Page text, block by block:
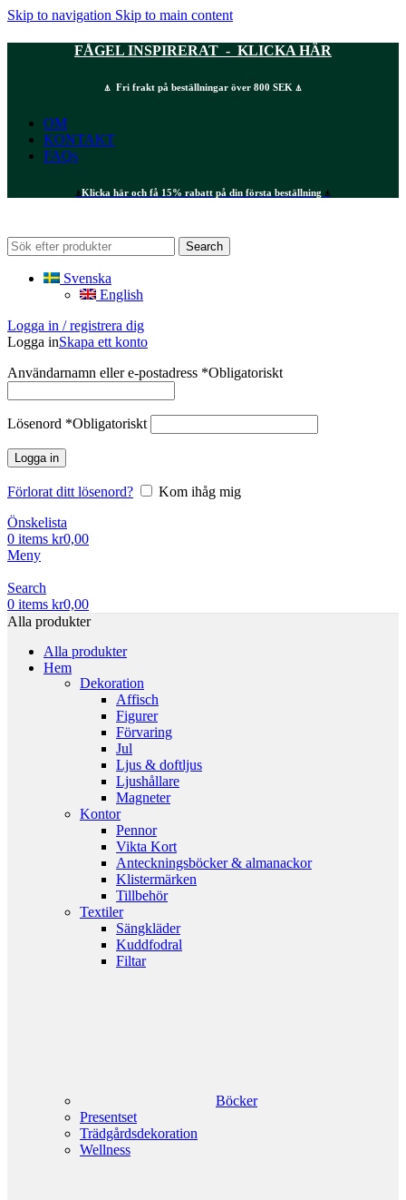
Skip to navigation Skip to main content
FÅGEL INSPIRERAT - KLICKA HÄR
⍋ Fri frakt på beställningar över 800 SEK ⍋
OM
KONTAKT
FAQs
⍋Klicka här och få 15% rabatt på din första beställning ⍋
Search
Svenska
English
Logga in / registrera dig
Logga inSkapa ett konto
Användarnamn eller e-postadress *Obligatoriskt
Lösenord *Obligatoriskt
Logga in
Förlorat ditt lösenord?
Kom ihåg mig
Önskelista
0 items kr0,00
Meny
Search
0 items kr0,00
Alla produkter
Alla produkter
Hem
Dekoration
Affisch
Figurer
Förvaring
Jul
Ljus & doftljus
Ljushållare
Magneter
Kontor
Pennor
Vikta Kort
Anteckningsböcker & almanackor
Klistermärken
Tillbehör
Textiler
Sängkläder
Kuddfodral
Filtar
Böcker
Presentset
Trädgårdsdekoration
Wellness